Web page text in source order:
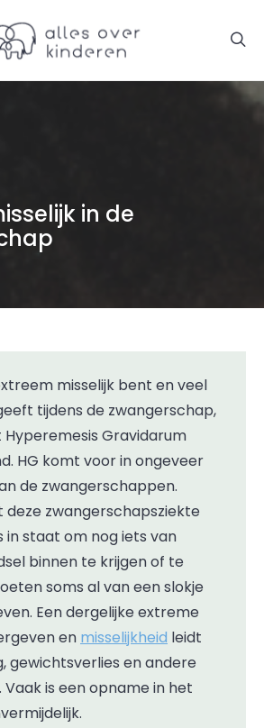
in de
tijdens de zwangerschap,
Gravidarum
HG komt voor in ongeveer
de zwangerschappen.
deze zwangerschapsziekte
in staat om nog iets van
binnen te krijgen of te
soms al van een slokje
Een dergelijke extreme
en misselijkheid leidt
gewichtsverlies en andere
is een opname in het